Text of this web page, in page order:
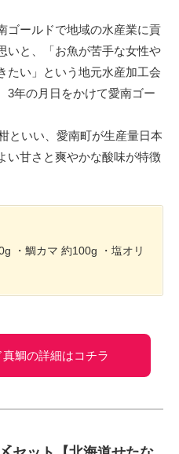
ゴールドで地域の水産業に貢
いと、「お魚が苦手な女性や
たい」という地元水産加工会
3年の月日をかけて愛南ゴー
といい、愛南町が生産量日本
い甘さと爽やかな酸味が特徴
・鯛カマ 約100g ・塩オリ
鯛の詳細はコチラ